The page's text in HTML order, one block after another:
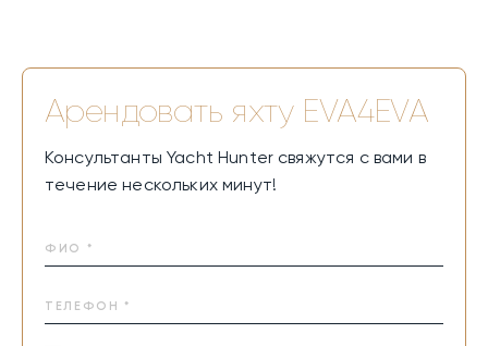
Арендовать яхту EVA4EVA
Консультанты Yacht Hunter свяжутся с вами в
течение нескольких минут!